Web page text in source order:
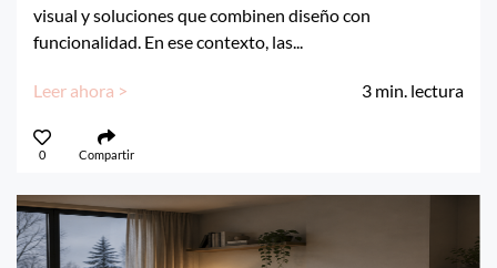
visual y soluciones que combinen diseño con
funcionalidad. En ese contexto, las...
Leer ahora > 3 min. lectura
0 Compartir